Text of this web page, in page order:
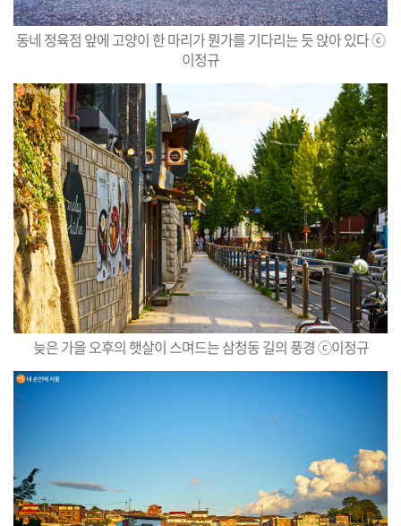
동네 정육점 앞에 고양이 한 마리가 뭔가를 기다리는 듯 앉아 있다 ⓒ
이정규
늦은 가을 오후의 햇살이 스며드는 삼청동 길의 풍경 ⓒ이정규